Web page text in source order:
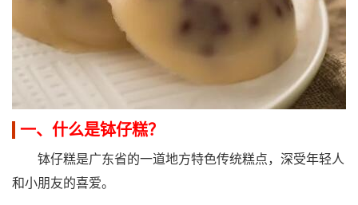
一、什么是钵仔糕？
钵仔糕是广东省的一道地方特色传统糕点，深受年轻人
和小朋友的喜爱。